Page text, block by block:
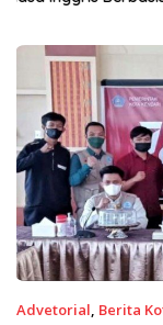
Advetorial Berita